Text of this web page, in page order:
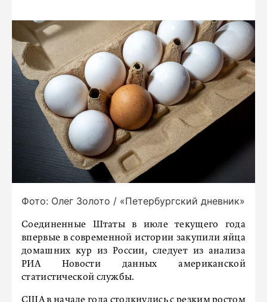
Фото: Олег Золото / «Петербургский дневник»
Соединенные Штаты в июле текущего года
впервые в современной истории закупили яйца
домашних кур из России, следует из анализа
РИА Новости данных американской
статистической службы.